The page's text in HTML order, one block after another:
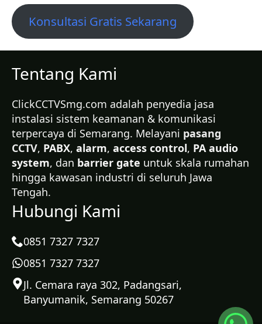
Konsultasi Gratis Sekarang
Tentang Kami
ClickCCTVSmg.com adalah penyedia jasa
instalasi sistem keamanan & komunikasi
terpercaya di Semarang. Melayani pasang
CCTV, PABX, alarm, access control, PA audio
system, dan barrier gate untuk skala rumahan
hingga kawasan industri di seluruh Jawa
Tengah.
Hubungi Kami
0851 7327 7327
0851 7327 7327
Jl. Cemara raya 302, Padangsari,
Banyumanik, Semarang 50267